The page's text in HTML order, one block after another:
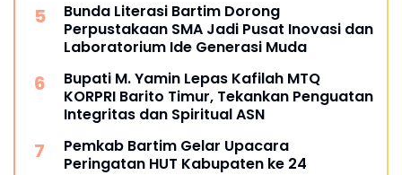
Bunda Literasi Bartim Dorong
Perpustakaan SMA Jadi Pusat Inovasi dan
Laboratorium Ide Generasi Muda
Bupati M. Yamin Lepas Kafilah MTQ
KORPRI Barito Timur, Tekankan Penguatan
Integritas dan Spiritual ASN
Pemkab Bartim Gelar Upacara
Peringatan HUT Kabupaten ke 24